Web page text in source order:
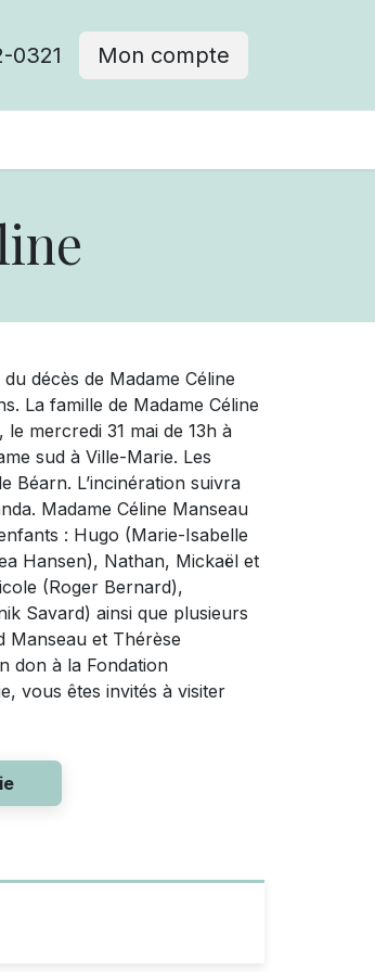
0321 Mon compte
décès de Madame Céline
La famille de Madame Céline
mercredi 31 mai de 13h à
sud à Ville-Marie. Les
Béarn. L’incinération suivra
Madame Céline Manseau
: Hugo (Marie-Isabelle
Hansen), Nathan, Mickaël et
(Roger Bernard),
Savard) ainsi que plusieurs
Manseau et Thérèse
don à la Fondation
vous êtes invités à visiter